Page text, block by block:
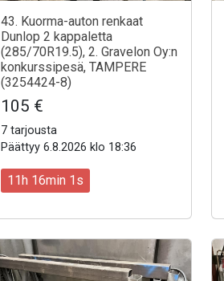
43. Kuorma-auton renkaat
Dunlop 2 kappaletta
(285/70R19.5), 2. Gravelon Oy:n
konkurssipesä, TAMPERE
(3254424-8)
105 €
7 tarjousta
Päättyy 6.8.2026 klo 18:36
11h 15min 59s